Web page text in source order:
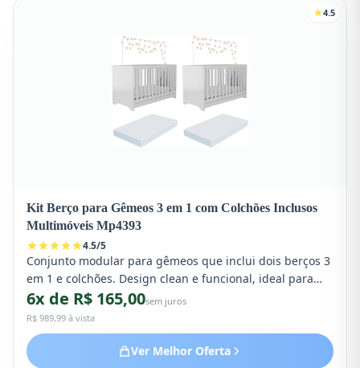
4.5
Kit Berço para Gêmeos 3 em 1 com Colchões Inclusos
Multimóveis Mp4393
4.5/5
Conjunto modular para gêmeos que inclui dois berços 3
em 1 e colchões. Design clean e funcional, ideal para
otimizar espaço no quarto compartilhado.
6x de R$ 165,00sem juros
R$ 989,99 à vista
Ver Melhor Oferta